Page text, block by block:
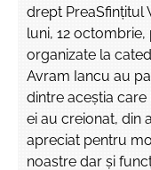
drept PreaSfințitul
luni, 12
organizate la
Avram Iancu au
dintre aceștia
ei au creionat, din
apreciat pentru
noastre dar și